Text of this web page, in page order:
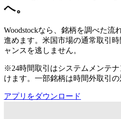
へ。
Woodstockなら、銘柄を調べた流
進めます。米国市場の通常取引
ャンスを逃しません。
※24時間取引はシステムメンテ
けます。一部銘柄は時間外取引の
アプリをダウンロード